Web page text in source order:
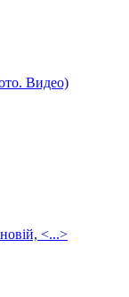
Видео)
новій, <...>